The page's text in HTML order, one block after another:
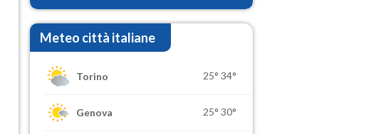
Meteo città italiane
Torino 25° 34°
Genova 25° 30°